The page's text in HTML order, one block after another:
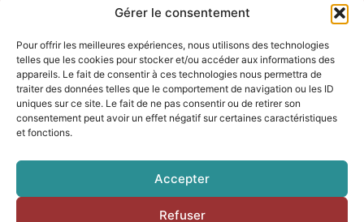
Gérer le consentement
Pour offrir les meilleures expériences, nous utilisons des technologies
telles que les cookies pour stocker et/ou accéder aux informations des
appareils. Le fait de consentir à ces technologies nous permettra de
traiter des données telles que le comportement de navigation ou les ID
uniques sur ce site. Le fait de ne pas consentir ou de retirer son
consentement peut avoir un effet négatif sur certaines caractéristiques
et fonctions.
Accepter
Refuser
Nos loisirs
Agenda
Les temps forts
Partenaires et